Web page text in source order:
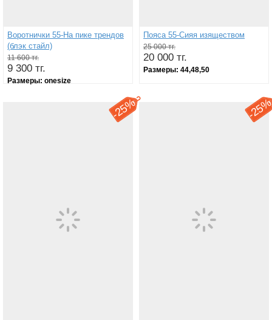
Воротнички 55-На пике трендов
(блэк стайл)
11 600 тг.
9 300 тг.
Размеры: onesize
Пояса 55-Сияя изяществом
25 000 тг.
20 000 тг.
Размеры: 44,48,50
-
25% -